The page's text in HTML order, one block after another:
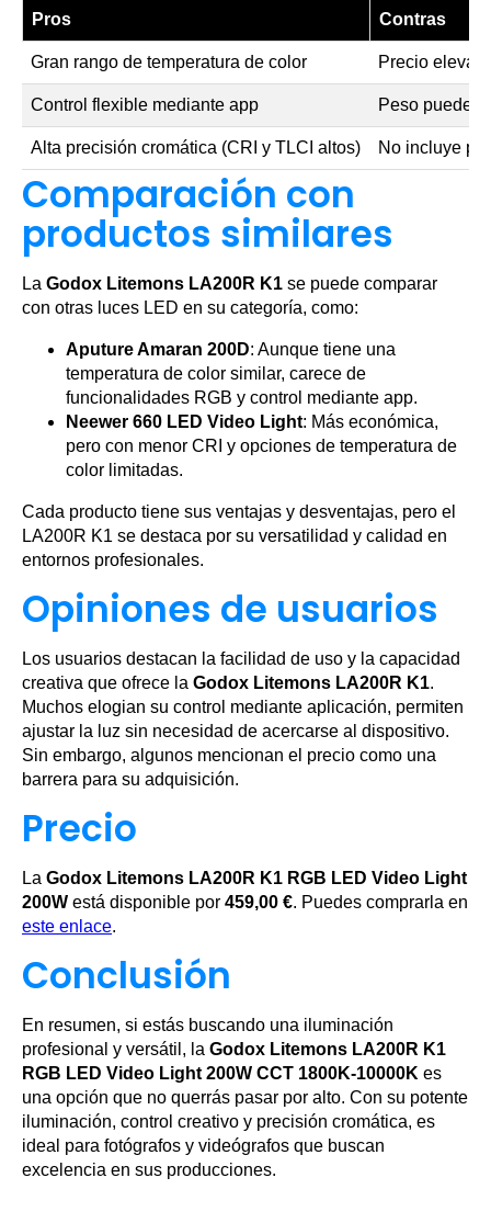
Pros Contras
Gran rango de temperatura de color Precio
Control flexible mediante app Peso puede
Alta precisión cromática (CRI y TLCI altos) No incluye
Comparación con
productos similares
La Godox Litemons LA200R K1 se puede comparar
con otras luces LED en su categoría, como:
Aputure Amaran 200D: Aunque tiene una
temperatura de color similar, carece de
funcionalidades RGB y control mediante app.
Neewer 660 LED Video Light: Más económica,
pero con menor CRI y opciones de temperatura de
color limitadas.
Cada producto tiene sus ventajas y desventajas, pero el
LA200R K1 se destaca por su versatilidad y calidad en
entornos profesionales.
Opiniones de usuarios
Los usuarios destacan la facilidad de uso y la capacidad
creativa que ofrece la Godox Litemons LA200R K1.
Muchos elogian su control mediante aplicación, permiten
ajustar la luz sin necesidad de acercarse al dispositivo.
Sin embargo, algunos mencionan el precio como una
barrera para su adquisición.
Precio
La Godox Litemons LA200R K1 RGB LED Video Light
200W está disponible por 459,00 €. Puedes comprarla en
este enlace.
Conclusión
En resumen, si estás buscando una iluminación
profesional y versátil, la Godox Litemons LA200R K1
RGB LED Video Light 200W CCT 1800K-10000K es
una opción que no querrás pasar por alto. Con su potente
iluminación, control creativo y precisión cromática, es
ideal para fotógrafos y videógrafos que buscan
excelencia en sus producciones.